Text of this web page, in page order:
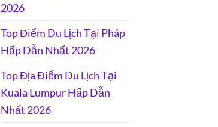
2026
Top Điểm Du Lịch Tại Pháp
Hấp Dẫn Nhất 2026
Top Địa Điểm Du Lịch Tại
Kuala Lumpur Hấp Dẫn
Nhất 2026